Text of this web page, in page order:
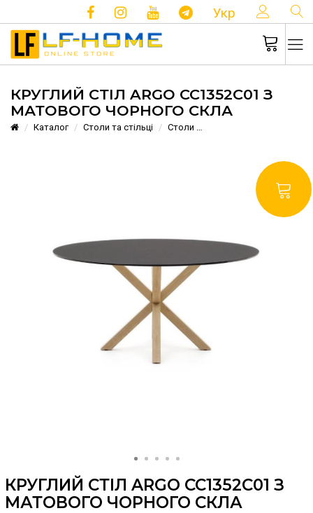
Укр
КРУГЛИЙ СТІЛ ARGO CC1352C01 З
МАТОВОГО ЧОРНОГО СКЛА
Каталог Столи та стільці Столи
КРУГЛИЙ СТІЛ ARGO CC1352C01 З
МАТОВОГО ЧОРНОГО СКЛА